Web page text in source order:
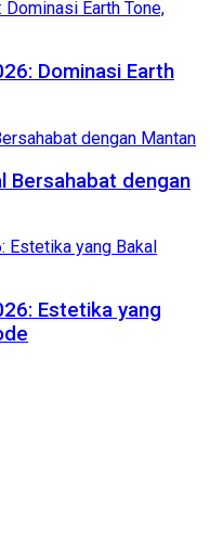
Dominasi Earth
Bersahabat dengan
Estetika yang